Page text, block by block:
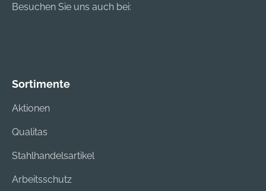
Besuchen Sie uns auch bei:
Sortimente
Aktionen
Qualitas
Stahlhandelsartikel
Arbeitsschutz